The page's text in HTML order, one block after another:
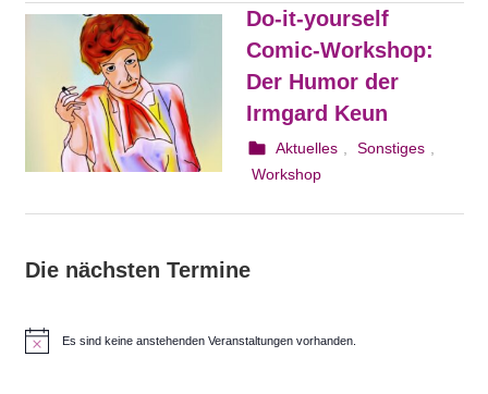
Do-it-yourself
Comic-Workshop:
Der Humor der
Irmgard Keun
20. Februar 2024
Irene Franken
Aktuelles Sonstiges
Workshop
Die nächsten Termine
Es sind keine anstehenden Veranstaltungen vorhanden.